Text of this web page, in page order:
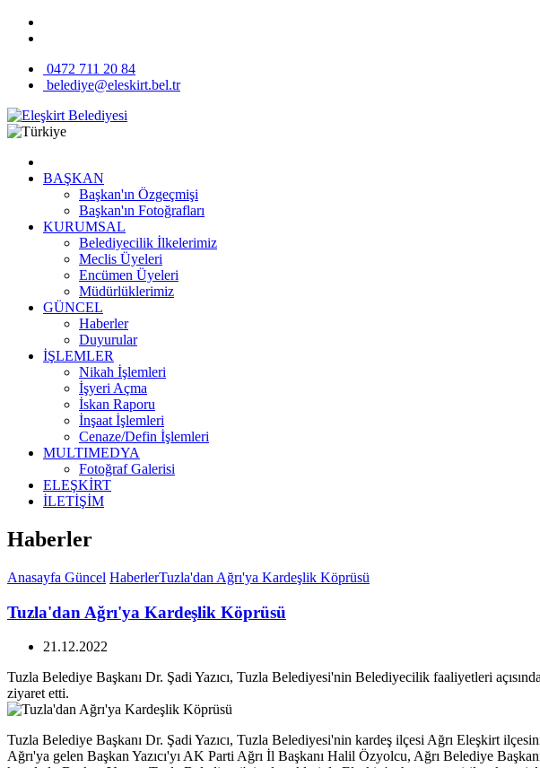
0472 711 20 84
belediye@eleskirt.bel.tr
BAŞKAN
Başkan'ın Özgeçmişi
Başkan'ın Fotoğrafları
KURUMSAL
Belediyecilik İlkelerimiz
Meclis Üyeleri
Encümen Üyeleri
Müdürlüklerimiz
GÜNCEL
Haberler
Duyurular
İŞLEMLER
Nikah İşlemleri
İşyeri Açma
İskan Raporu
İnşaat İşlemleri
Cenaze/Defin İşlemleri
MULTIMEDYA
Fotoğraf Galerisi
ELEŞKİRT
İLETİŞİM
Haberler
Anasayfa Güncel HaberlerTuzla'dan Ağrı'ya Kardeşlik Köprüsü
Tuzla'dan Ağrı'ya Kardeşlik Köprüsü
21.12.2022
Tuzla Belediye Başkanı Dr. Şadi Yazıcı, Tuzla Belediyesi'nin Belediyecilik faaliyetleri
ziyaret etti.
Tuzla Belediye Başkanı Dr. Şadi Yazıcı, Tuzla Belediyesi'nin kardeş ilçesi Ağrı Eleşkirt
Ağrı'ya gelen Başkan Yazıcı'yı AK Parti Ağrı İl Başkanı Halil Özyolcu, Ağrı Belediye